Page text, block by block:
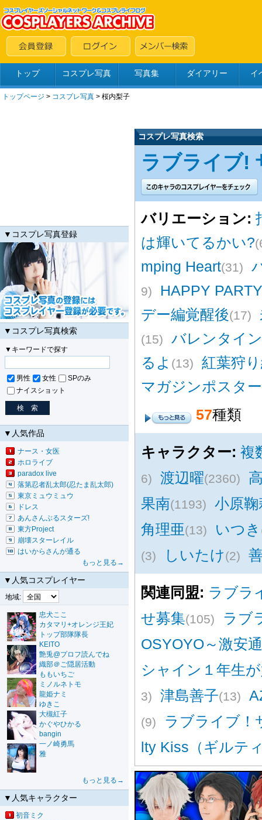
トップ コスプレ写真 写真集 ダイアリー イ
トップページ > コスプレ写真 > 桜内梨子
▼コスプレ写真登録
▼コスプレ写真検索
▼キーワードで探す
男性 女性
SPのみ
ナイスショット
▼人気作品
ナース・女医
ホロライブ
paradox live
落第忍者乱太郎(忍たま乱太郎)
東京ミュウミュウ
ドレス
あんさんぶるスターズ!
東方Project
崩壊スターレイル
はいからさんが通る
もっと見る→
▼人気コスプレイヤー
地域:
忠犬ここ
カタマリ+オレンジ王妃
トップ部隊隊長
KEITO
艶兎@プロフ読んでね
織部＠ご隠居活動
ももいちご
ミノルネトモ
龍姫ナミ
ゆきこ
大槻紅子
かぐやひかる
bangin
一ノ崎勇馬
雅
もっと見る→
▼人気キャラクター
初音ミク
コスプレ写真検索
ラブライブ!
バリエーション:
は輝いてるかい?
mping Heart(31)
9)
HAPPY
デー編覚醒後(17)
(15)
バレンタイ
るよ (13)
紅葉狩
マガジンポスター
57種類
キャラクター: 複
6) 渡辺曜(2360)
果南(1193)
小原鞠
角理亜(13) いつき
(3)
しいたけ(2)
関連同盟: ラブラ
せ募集(105)
ラブ
OSYOYO～激安
シャイン１年生
3) 津島善子(13)
(9)
ラブライブ！
lty Kiss（ギルテ